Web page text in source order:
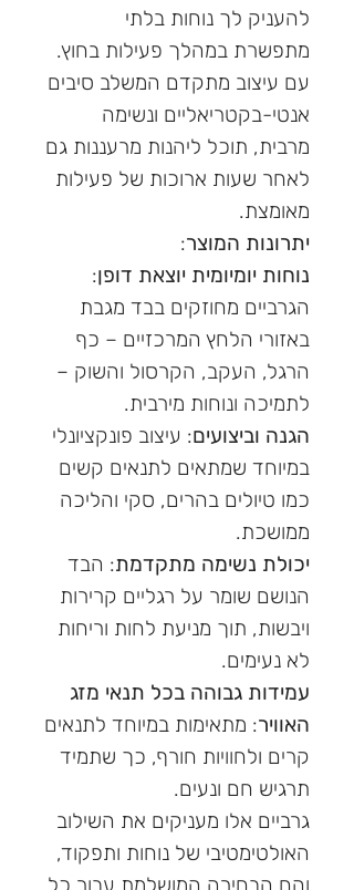
להעניק לך נוחות בלתי
מתפשרת במהלך פעילות בחוץ.
עם עיצוב מתקדם המשלב סיבים
אנטי-בקטריאליים ונשימה
מרבית, תוכל ליהנות מרעננות גם
לאחר שעות ארוכות של פעילות
מאומצת.
יתרונות המוצר:
נוחות יומיומית יוצאת דופן:
הגרביים מחוזקים בבד מגבת
באזורי הלחץ המרכזיים – כף
הרגל, העקב, הקרסול והשוק –
לתמיכה ונוחות מירבית.
הגנה וביצועים: עיצוב פונקציונלי
במיוחד שמתאים לתנאים קשים
כמו טיולים בהרים, סקי והליכה
ממושכת.
יכולת נשימה מתקדמת: הבד
הנושם שומר על רגליים קרירות
ויבשות, תוך מניעת לחות וריחות
לא נעימים.
עמידות גבוהה בכל תנאי מזג
האוויר: מתאימות במיוחד לתנאים
קרים ולחוויות חורף, כך שתמיד
תרגיש חם ונעים.
גרביים אלו מעניקים את השילוב
האולטימטיבי של נוחות ותפקוד,
והם הבחירה המושלמת עבור כל